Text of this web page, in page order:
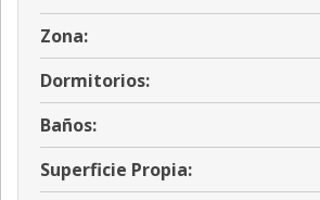
';
Zona:
Dormitorios:
Baños:
Superficie Propia: